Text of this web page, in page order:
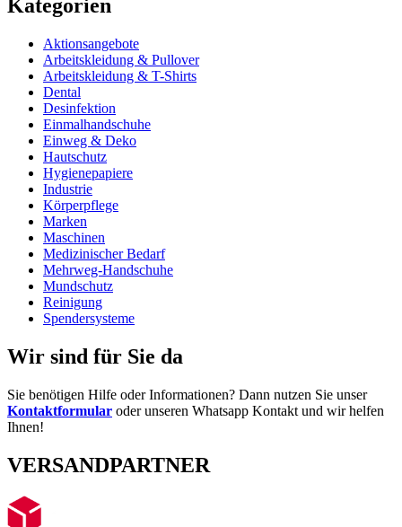
Kategorien
Aktionsangebote
Arbeitskleidung & Pullover
Arbeitskleidung & T-Shirts
Dental
Desinfektion
Einmalhandschuhe
Einweg & Deko
Hautschutz
Hygienepapiere
Industrie
Körperpflege
Marken
Maschinen
Medizinischer Bedarf
Mehrweg-Handschuhe
Mundschutz
Reinigung
Spendersysteme
Wir sind für Sie da
Sie benötigen Hilfe oder Informationen? Dann nutzen Sie unser
Kontaktformular oder unseren Whatsapp Kontakt und wir helfen
Ihnen!
VERSANDPARTNER